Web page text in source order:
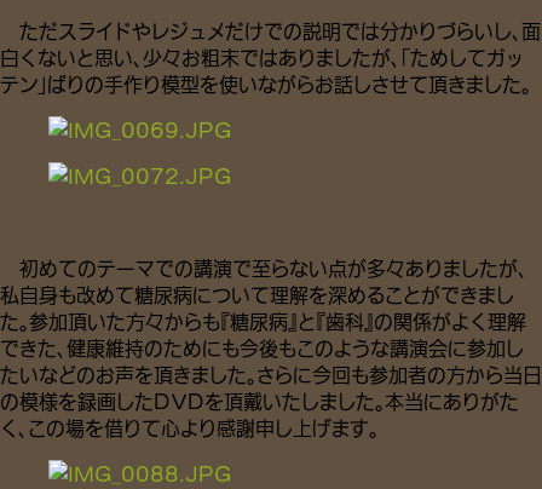
ただスライドやレジュメだけでの説明では分かりづらいし、面
白くないと思い、少々お粗末ではありましたが、「ためしてガッ
テン」ばりの手作り模型を使いながらお話しさせて頂きました。
初めてのテーマでの講演で至らない点が多々ありましたが、
私自身も改めて糖尿病について理解を深めることができまし
た。参加頂いた方々からも『糖尿病』と『歯科』の関係がよく理解
できた、健康維持のためにも今後もこのような講演会に参加し
たいなどのお声を頂きました。さらに今回も参加者の方から当日
の模様を録画したDVDを頂戴いたしました。本当にありがた
く、この場を借りて心より感謝申し上げます。